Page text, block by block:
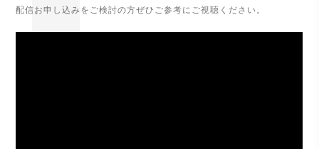
配信お申し込みをご検討の方ぜひご参考にご視聴ください。